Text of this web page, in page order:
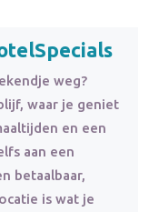
weg?
waar je geniet
en een
aan een
betaalbaar,
is wat je